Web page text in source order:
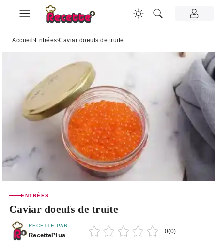
Accueil ›Entrées›Caviar doeufs de truite
ENTRÉES
Caviar doeufs de truite
RECETTE PAR
RecettePlus
0(0)